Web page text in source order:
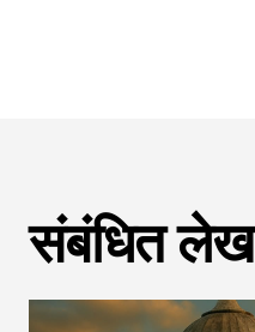
संबंधित लेख